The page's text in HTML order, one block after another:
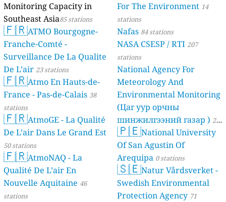
Monitoring Capacity in
Southeast Asia85 stations
🇫🇷ATMO Bourgogne-
Franche-Comté -
Surveillance De La Qualite
De L’air 23 stations
🇫🇷Atmo En Hauts-de-
France - Pas-de-Calais 38
stations
🇫🇷AtmoGE - La Qualité
De L’air Dans Le Grand Est
50 stations
🇫🇷AtmoNAQ - La
Qualité De L’air En
Nouvelle Aquitaine 46
stations
For The Environment 14
stations
Nafas 84 stations
NASA CSESP / RTI 207
stations
National Agency For
Meteorology And
Environmental Monitoring
(Цаг уур орчны
шинжилгээний газар ) 21
stations
🇵🇪National University
Of San Agustin Of
Arequipa 0 stations
🇸🇪Natur Vårdsverket -
Swedish Environmental
Protection Agency 71